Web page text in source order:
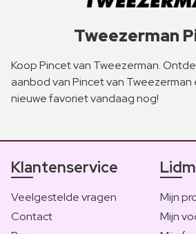
Tweezerman
Koop Pincet van Tweezerman.
aanbod van Pincet van Tweezerman
nieuwe favoriet vandaag nog!
Klantenservice
Veelgestelde vragen
Contact
Mijn
Mijn